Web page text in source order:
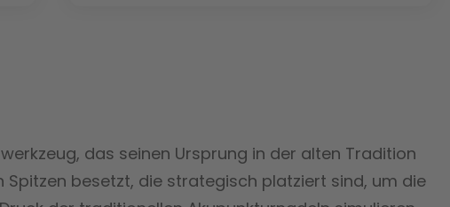
das seinen Ursprung in der alten Tradition
besetzt, die strategisch platziert sind, um die